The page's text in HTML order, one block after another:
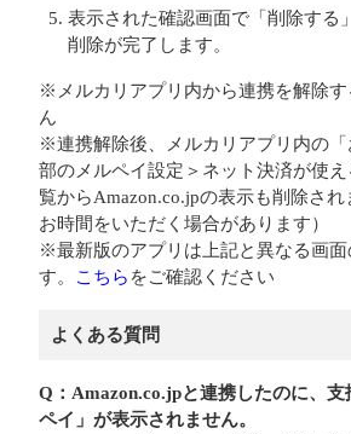
表示された確認画面で「削除する
削除が完了します。
※メルカリアプリ内から連携を解除
ん
※連携解除後、メルカリアプリ内の
部のメルペイ設定＞ネット決済が使
覧からAmazon.co.jpの表示も削除さ
お時間をいただく場合があります）
※最新版のアプリは上記と異なる画面
す。
こちら をご確認ください
よくある質問
Q：Amazon.co.jpと連携したのに、
ペイ」が表示されません。